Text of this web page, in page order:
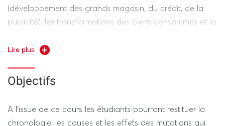
(développement des grands magasin, du crédit, de la
publicité), les transformations des biens consommés et la
individus mais aussi les inégalités qui traversent la société
l'objet.
Lire plus
Objectifs
A l'issue de ce cours les étudiants pourront restituer la
chronologie, les causes et les effets des mutations qui